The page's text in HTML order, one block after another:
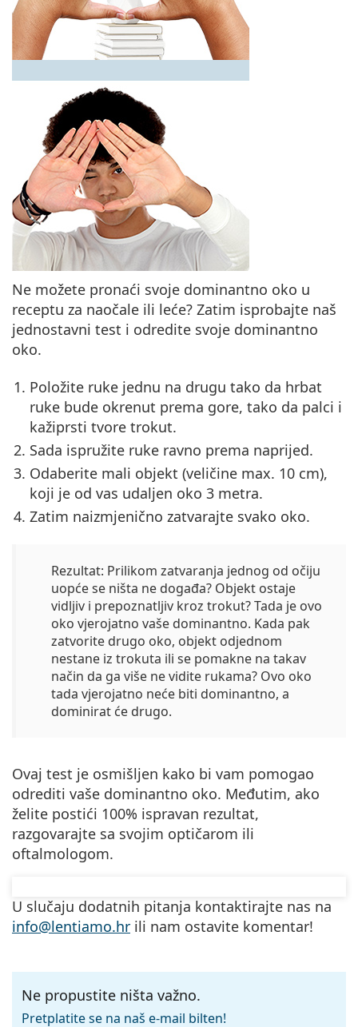
Ne možete pronaći svoje dominantno oko u
receptu za naočale ili leće? Zatim isprobajte naš
jednostavni test i odredite svoje dominantno
oko.
Položite ruke jednu na drugu tako da hrbat
ruke bude okrenut prema gore, tako da palci i
kažiprsti tvore trokut.
Sada ispružite ruke ravno prema naprijed.
Odaberite mali objekt (veličine max. 10 cm),
koji je od vas udaljen oko 3 metra.
Zatim naizmjenično zatvarajte svako oko.
Rezultat: Prilikom zatvaranja jednog od očiju
uopće se ništa ne događa? Objekt ostaje
vidljiv i prepoznatljiv kroz trokut? Tada je ovo
oko vjerojatno vaše dominantno. Kada pak
zatvorite drugo oko, objekt odjednom
nestane iz trokuta ili se pomakne na takav
način da ga više ne vidite rukama? Ovo oko
tada vjerojatno neće biti dominantno, a
dominirat će drugo.
Ovaj test je osmišljen kako bi vam pomogao
odrediti vaše dominantno oko. Međutim, ako
želite postići 100% ispravan rezultat,
razgovarajte sa svojim optičarom ili
oftalmologom.
U slučaju dodatnih pitanja kontaktirajte nas na
info@lentiamo.hr ili nam ostavite komentar!
Ne propustite ništa važno.
Pretplatite se na naš e-mail bilten!